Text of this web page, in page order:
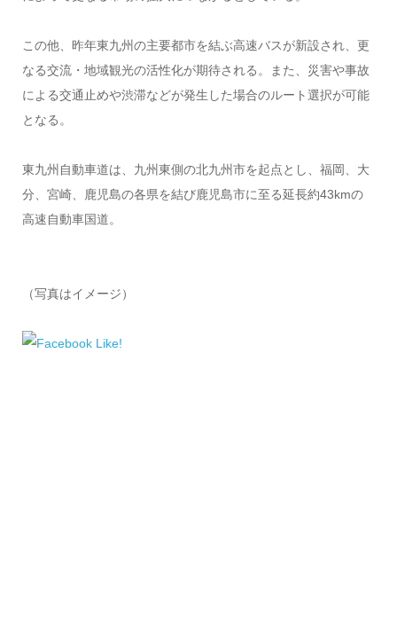
この他、昨年東九州の主要都市を結ぶ高速バスが新設され、更
なる交流・地域観光の活性化が期待される。また、災害や事故
による交通止めや渋滞などが発生した場合のルート選択が可能
となる。
東九州自動車道は、九州東側の北九州市を起点とし、福岡、大
分、宮崎、鹿児島の各県を結び鹿児島市に至る延長約43kmの
高速自動車国道。
（写真はイメージ）